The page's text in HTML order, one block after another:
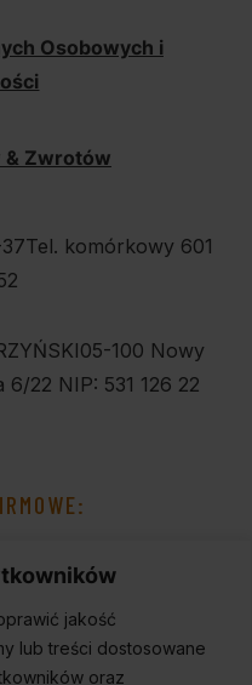
jakość
lub treści dostosowane
oraz
Osobowych i
& Zwrotów
Tel. komórkowy 601
05-100 Nowy
6/22 NIP: 531 126 22